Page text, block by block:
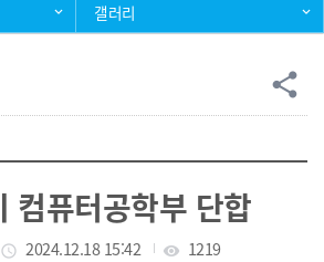
갤러리
공
share
컴퓨터공학부 단합
작성일
access_time 2024.12.18 15:42 조회수
visibility 1219